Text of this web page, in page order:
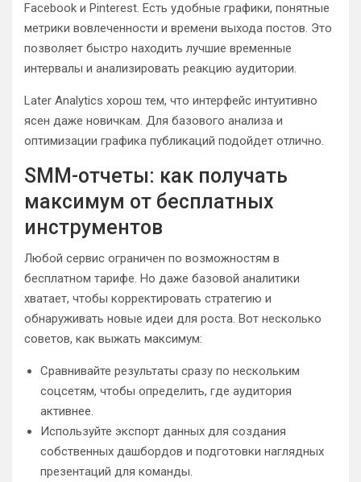
Facebook и Pinterest. Есть удобные графики, понятные
метрики вовлеченности и времени выхода постов. Это
позволяет быстро находить лучшие временные
интервалы и анализировать реакцию аудитории.
Later Analytics хорош тем, что интерфейс интуитивно
ясен даже новичкам. Для базового анализа и
оптимизации графика публикаций подойдет отлично.
SMM-отчеты: как получать
максимум от бесплатных
инструментов
Любой сервис ограничен по возможностям в
бесплатном тарифе. Но даже базовой аналитики
хватает, чтобы корректировать стратегию и
обнаруживать новые идеи для роста. Вот несколько
советов, как выжать максимум:
Сравнивайте результаты сразу по нескольким
соцсетям, чтобы определить, где аудитория
активнее.
Используйте экспорт данных для создания
собственных дашбордов и подготовки наглядных
презентаций для команды.